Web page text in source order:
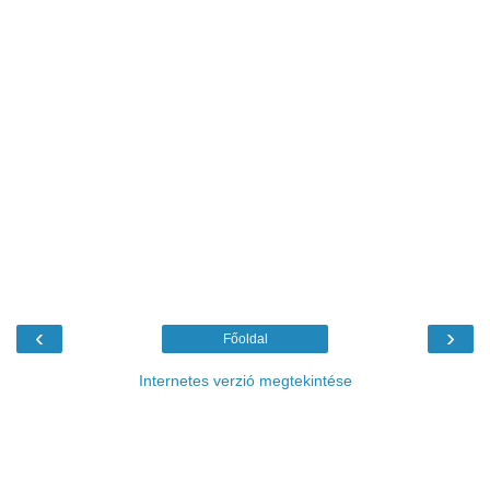
‹ ›
Főoldal
Internetes verzió megtekintése